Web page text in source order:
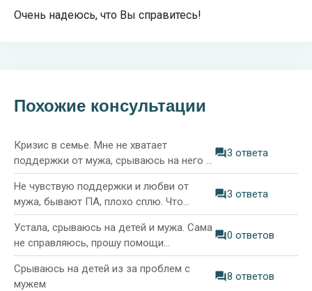
Очень надеюсь, что Вы справитесь!
Похожие консультации
Кризис в семье. Мне не хватает
поддержки от мужа, срываюсь на него и
детей
3 ответа
Не чувствую поддержки и любви от
мужа, бывают ПА, плохо сплю. Что
делать?
3 ответа
Устала, срываюсь на детей и мужа. Сама
не справляюсь, прошу помощи
психолога
0 ответов
Срываюсь на детей из за проблем с
мужем
8 ответов